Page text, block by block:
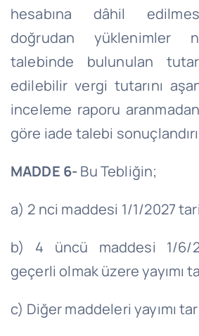
hesabına dâhil
doğrudan yüklenimler
talebinde bulunulan
edilebilir vergi tutarını
inceleme raporu
göre iade talebi
MADDE 6-Bu Tebliğin;
a) 2 nci maddesi 1/1/2027
b) 4 üncü maddesi 1/6/
geçerli olmak üzere yayımı
c) Diğer maddeleri yayımı